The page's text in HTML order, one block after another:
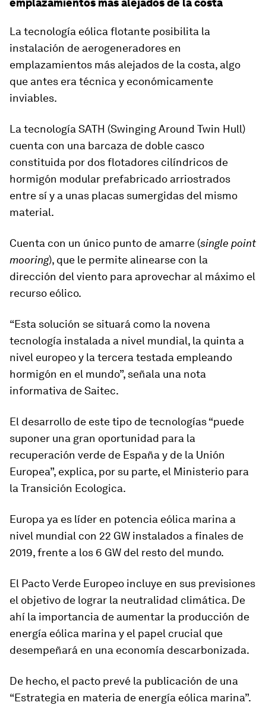
emplazamientos más alejados de la costa
La tecnología eólica flotante posibilita la
instalación de aerogeneradores en
emplazamientos más alejados de la costa, algo
que antes era técnica y económicamente
inviables.
La tecnología SATH (Swinging Around Twin Hull)
cuenta con una barcaza de doble casco
constituida por dos flotadores cilíndricos de
hormigón modular prefabricado arriostrados
entre sí y a unas placas sumergidas del mismo
material.
Cuenta con un único punto de amarre (single point
mooring), que le permite alinearse con la
dirección del viento para aprovechar al máximo el
recurso eólico.
“Esta solución se situará como la novena
tecnología instalada a nivel mundial, la quinta a
nivel europeo y la tercera testada empleando
hormigón en el mundo”, señala una nota
informativa de Saitec.
El desarrollo de este tipo de tecnologías “puede
suponer una gran oportunidad para la
recuperación verde de España y de la Unión
Europea”, explica, por su parte, el Ministerio para
la Transición Ecologica.
Europa ya es líder en potencia eólica marina a
nivel mundial con 22 GW instalados a finales de
2019, frente a los 6 GW del resto del mundo.
El Pacto Verde Europeo incluye en sus previsiones
el objetivo de lograr la neutralidad climática. De
ahí la importancia de aumentar la producción de
energía eólica marina y el papel crucial que
desempeñará en una economía descarbonizada.
De hecho, el pacto prevé la publicación de una
“Estrategia en materia de energía eólica marina”.